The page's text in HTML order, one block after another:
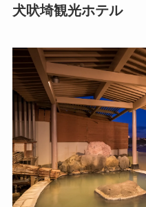
犬吠埼観光ホテル